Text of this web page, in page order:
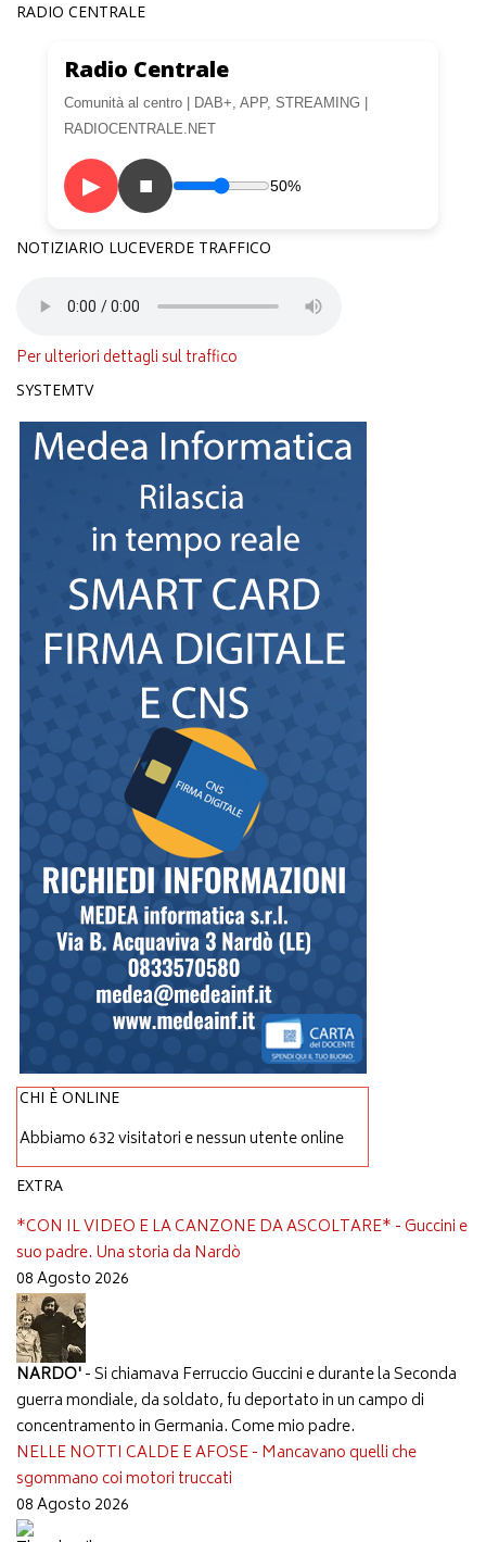
RADIO CENTRALE
Radio Centrale
Comunità al centro | DAB+, APP, STREAMING |
RADIOCENTRALE.NET
▶ ■ 50%
NOTIZIARIO LUCEVERDE TRAFFICO
Per ulteriori dettagli sul traffico
SYSTEMTV
CHI È ONLINE
Abbiamo 632 visitatori e nessun utente online
EXTRA
*CON IL VIDEO E LA CANZONE DA ASCOLTARE* - Guccini e
suo padre. Una storia da Nardò
08 Agosto 2026
NARDO'- Si chiamava Ferruccio Guccini e durante la Seconda
guerra mondiale, da soldato, fu deportato in un campo di
concentramento in Germania. Come mio padre.
NELLE NOTTI CALDE E AFOSE - Mancavano quelli che
sgommano coi motori truccati
08 Agosto 2026